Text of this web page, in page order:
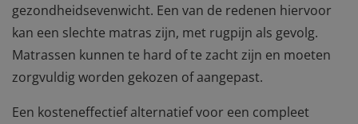
gezondheidsevenwicht. Een van de redenen hiervoor
kan een slechte matras zijn, met rugpijn als gevolg.
Matrassen kunnen te hard of te zacht zijn en moeten
zorgvuldig worden gekozen of aangepast.
Een kosteneffectief alternatief voor een compleet